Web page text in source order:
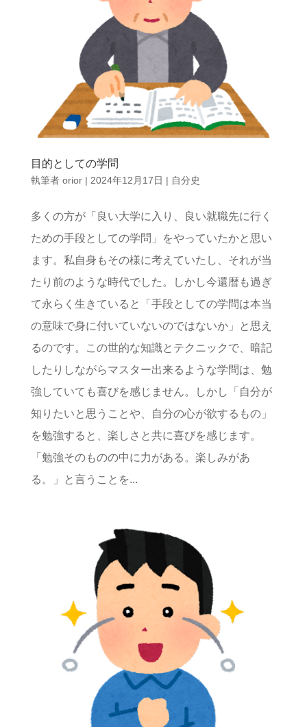
目的としての学問
執筆者 orior| 2024年12月17日 | 自分史
多くの方が「良い大学に入り、良い就職先に行く
ための手段としての学問」をやっていたかと思い
ます。私自身もその様に考えていたし、それが当
たり前のような時代でした。しかし今還暦も過ぎ
て永らく生きていると「手段としての学問は本当
の意味で身に付いていないのではないか」と思え
るのです。この世的な知識とテクニックで、暗記
したりしながらマスター出来るような学問は、勉
強していても喜びを感じません。しかし「自分が
知りたいと思うことや、自分の心が欲するもの」
を勉強すると、楽しさと共に喜びを感じます。
「勉強そのものの中に力がある。楽しみがあ
る。」と言うことを...